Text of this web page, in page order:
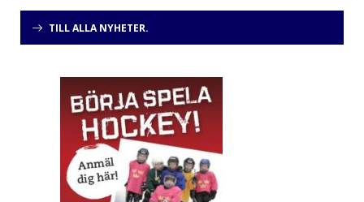
TILL ALLA NYHETER.